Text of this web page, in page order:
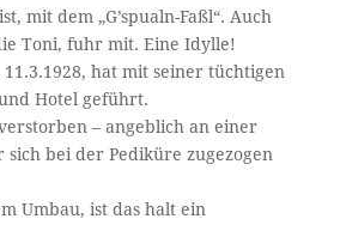
mit dem „G’spualn-Faßl“. Auch
Toni, fuhr mit. Eine Idylle!
11.3.1928, hat mit seiner tüchtigen
Hotel geführt.
– angeblich an einer
bei der Pediküre zugezogen
Umbau, ist das halt ein